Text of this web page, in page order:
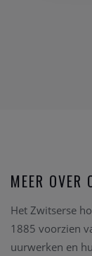
MEER OVER
Het Zwitserse
1885 voorzien
uurwerken en